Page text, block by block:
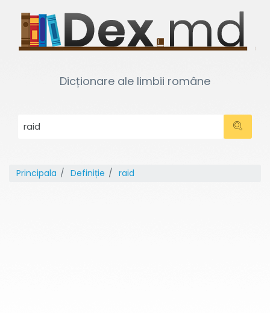
Dicționare ale limbii române
Principala Definiție raid